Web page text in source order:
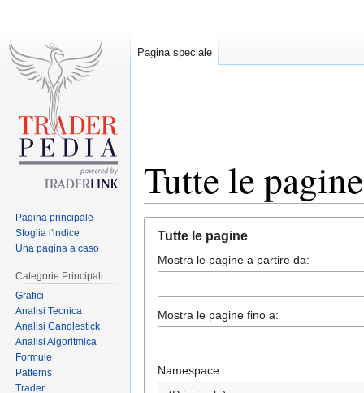
Tutte le pagine
navigation
search
Tutte le pagine
Mostra le pagine a partire da:
Mostra le pagine fino a:
Namespace:
Pagina speciale
Pagina principale
Sfoglia l'indice
Una pagina a caso
Categorie Principali
Grafici
Analisi Tecnica
Analisi Candlestick
Analisi Algoritmica
Formule
Patterns
Trader